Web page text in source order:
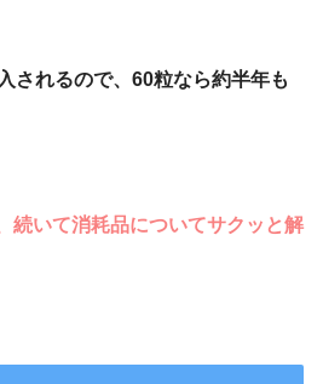
されるので、60粒なら約半年も
続いて消耗品についてサクッと解